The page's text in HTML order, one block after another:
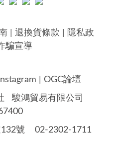
退換貨條款
隱私政
騙宣導
Instagram OGC論壇
社駿鴻貿易有限公司
132號 02-2302-1711